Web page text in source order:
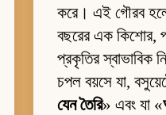
করে। এই গৌরব
বছরের এক কিশোর,
প্রকৃতির স্বাভাবিক
চপল বয়সে যা,
যেন তৈরি» এবং যা «